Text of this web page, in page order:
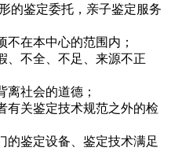
的鉴定委托，亲子鉴定服务
不在本中心的范围内；
、不全、不足、来源不正
离社会的道德；
有关鉴定技术规范之外的检
的鉴定设备、鉴定技术满足